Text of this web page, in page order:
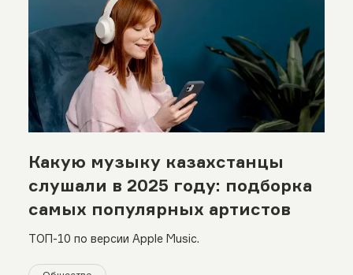
Какую музыку казахстанцы
слушали в 2025 году: подборка
самых популярных артистов
ТОП-10 по версии Apple Music.